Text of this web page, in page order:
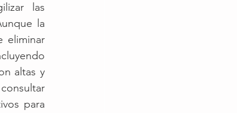
las
la
eliminar
altas y
para